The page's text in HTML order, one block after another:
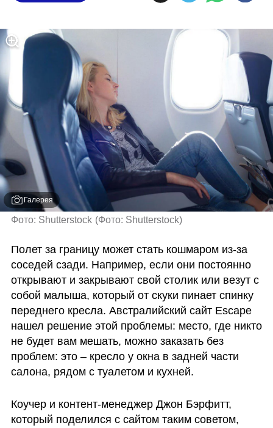
Галерея
Фото: Shutterstock (Фото: Shutterstock)
Полет за границу может стать кошмаром из-за
соседей сзади. Например, если они постоянно
открывают и закрывают свой столик или везут с
собой малыша, который от скуки пинает спинку
переднего кресла. Австралийский сайт Escape
нашел решение этой проблемы: место, где никто
не будет вам мешать, можно заказать без
проблем: это – кресло у окна в задней части
салона, рядом с туалетом и кухней.
Коучер и контент-менеджер Джон Бэрфитт,
который поделился с сайтом таким советом,